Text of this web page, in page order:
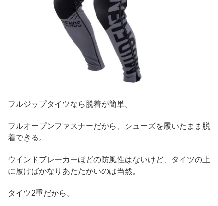
フルジップタイツなら脱着が簡単。
フルオープンファスナーだから、シューズを履いたまま脱
着できる。
ウインドブレーカーほどの防風性はないけど、タイツの上
に履けばかなりあたたかいのは当然。
タイツ2重だから。